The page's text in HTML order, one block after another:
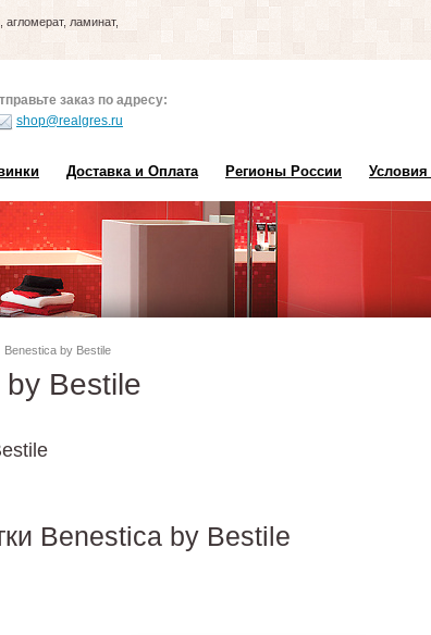
ламинат,
заказ по адресу:
shop@realgres.ru
Доставка и Оплата Регионы России Условия
by Bestile
Bestile
Benestica by Bestile